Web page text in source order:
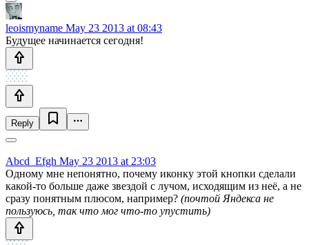
leoismyname May 23 2013 at 08:43
Будущее начинается сегодня!
Reply
Abcd_Efgh May 23 2013 at 23:03
Одному мне непонятно, почему иконку этой кнопки сделали
какой-то больше даже звездой с лучом, исходящим из неё, а не
сразу понятным плюсом, например? (почтой Яндекса не
пользуюсь, так что мог что-то упустить)